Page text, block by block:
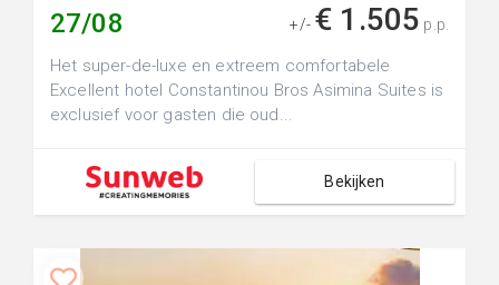
27/08 +/- € 1.505 p.p.
Het super-de-luxe en extreem comfortabele
Excellent hotel Constantinou Bros Asimina Suites is
exclusief voor gasten die oud...
Bekijken